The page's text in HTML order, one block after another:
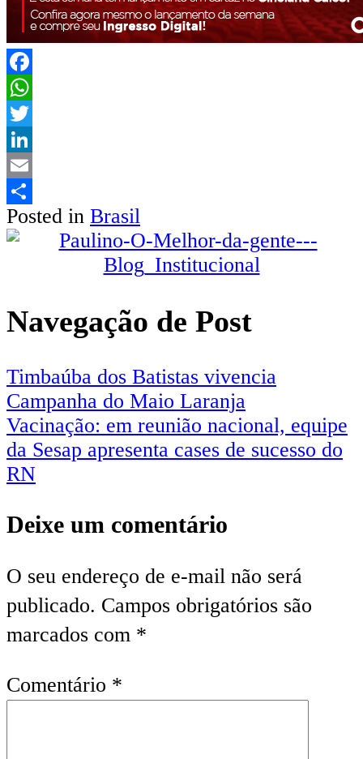
Facebook
WhatsApp
Twitter
LinkedIn
Email
Share
Posted in Brasil
Navegação de Post
Timbaúba dos Batistas vivencia
Campanha do Maio Laranja
Vacinação: em reunião nacional, equipe
da Sesap apresenta cases de sucesso do
RN
Deixe um comentário
O seu endereço de e-mail não será
publicado. Campos obrigatórios são
marcados com *
Comentário *